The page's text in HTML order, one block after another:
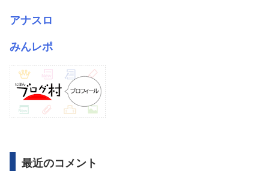
アナスロ
みんレポ
最近のコメント